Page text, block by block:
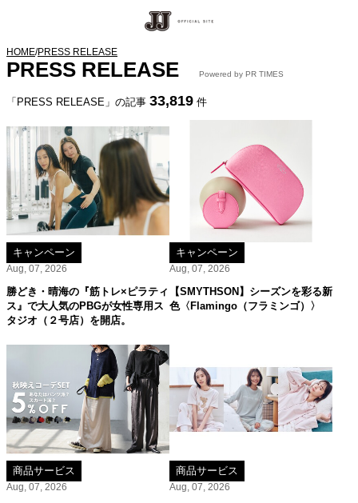
HOME/PRESS RELEASE
PRESS RELEASE Powered by PR TIMES
「PRESS RELEASE」の記事 33,819 件
キャンペーン
Aug, 07, 2026
勝どき・晴海の『筋トレ×ピラティ
ス』で大人気のPBGが女性専用ス
タジオ（２号店）を開店。
キャンペーン
Aug, 07, 2026
【SMYTHSON】シーズンを彩る新
色〈Flamingo（フラミンゴ）〉
商品サービス
Aug, 07, 2026
商品サービス
Aug, 07, 2026